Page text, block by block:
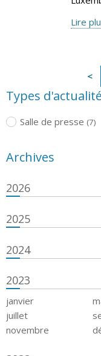
Lire
Types d'actualité
Salle de presse (7)
Archives
2026
2025
2024
2023
janvier
juillet
novembre